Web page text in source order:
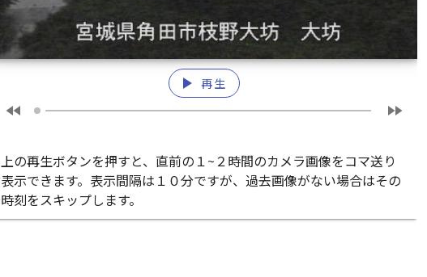
play_arrow 再生
fast_rewind fast_forward
上の再生ボタンを押すと、直前の１~２時間のカメラ画像をコマ送り
表示できます。表示間隔は１０分ですが、過去画像がない場合はその
時刻をスキップします。